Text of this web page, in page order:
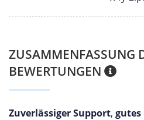
ZUSAMMENFASSUNG
BEWERTUNGEN
Zuverlässiger Support, gutes